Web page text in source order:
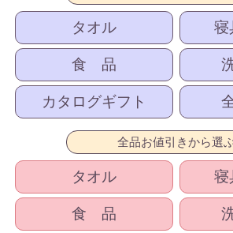
タオル 寝
食 品
カタログギフト
全品お値引きから選
タオル 寝
食 品